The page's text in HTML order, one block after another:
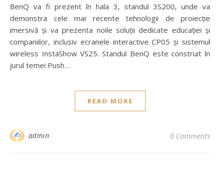
BenQ va fi prezent în hala 3, standul 3S200, unde va
demonstra cele mai recente tehnologii de proiecție
imersivă și va prezenta noile soluții dedicate educației și
companiilor, inclusiv ecranele interactive CP05 și sistemul
wireless InstaShow VS25. Standul BenQ este construit în
jurul temei Push…
READ MORE
admin 0 Comments